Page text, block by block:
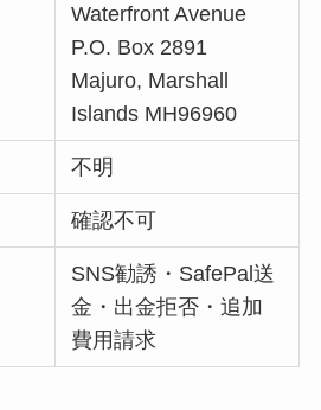
Waterfront Avenue
P.O. Box 2891
Majuro, Marshall
Islands MH96960
不明
確認不可
SNS勧誘・SafePal送
金・出金拒否・追加
費用請求